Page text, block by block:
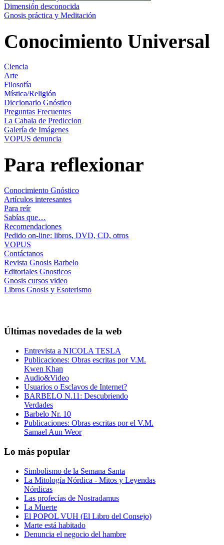
Dimensión desconocida
Gnosis práctica y Meditación
Conocimiento Universal
Ciencia
Arte
Filosofía
Mística/Religión
Diccionario Gnóstico
Preguntas Frecuentes
La Cabala de Prediccion
Galería de Imágenes
VOPUS denuncia
Para reflexionar
Conocimiento Gnóstico
Artículos interesantes
Para reír
Sabías que…
Recomendaciones
Pedido on-line: libros, DVD, CD, otros
VOPUS
Contáctanos
Revista Gnosis Barbelo
Editoriales Gnosticos
Gnosis cursos video
Libros Gnosis y Esoterismo
Últimas novedades de la web
Entrevista a NICOLA TESLA
Publicaciones: Obras escritas por V.M.
Kwen Khan
Audio&Video
Usuarios o Esclavos de Internet?
BARBELO N.11: Descubriendo
Verdades
Barbelo Nr. 10
Publicaciones: Obras escritas por el V.M.
Samael Aun Weor
Lo más popular
Simbolismo de la Semana Santa
La Mitología Nórdica - Mitos y Leyendas
Nórdicas
Las profecías de Nostradamus
La Muerte
El POPOL VUH (El Libro del Consejo)
Marte está habitado
Denuncia el negocio del hambre